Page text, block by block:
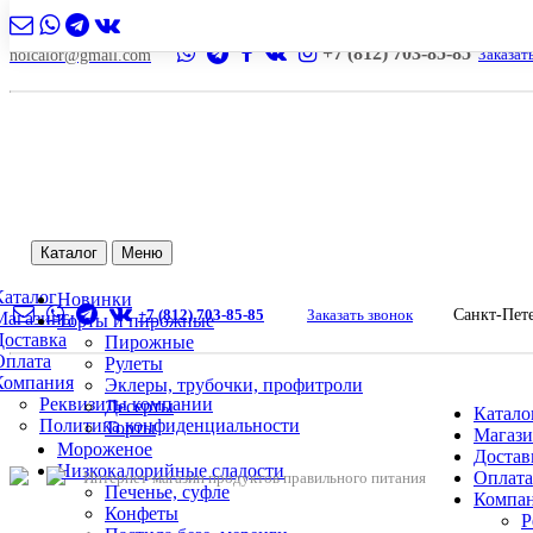
nolcalor@gmail.com +7 (812) 703-85-85
Каталог Меню
Реквизиты компании
Политика конфиденциальности
Новинки
Торты и пирожные
Пирожные
Рулеты
Эклеры, трубочки, профитроли
Десерты
Торты
Мороженое
Низкокалорийные сладости
Печенье, суфле
Конфеты
+7 (812) 703-85-85 Заказать звонок Санкт-
Интернет-магазин продуктов правильного питания
Оплата